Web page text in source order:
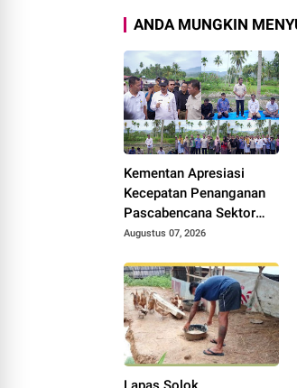
ANDA MUNGKIN
Kementan Apresiasi
Kecepatan Penanganan
Pascabencana Sektor
Pertanian Kabupaten
Irigasi Naik dari 13
Menjadi 74 Unit.
Augustus 07, 2026